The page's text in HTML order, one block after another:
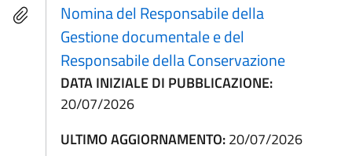
Nomina del Responsabile della
Gestione documentale e del
Responsabile della Conservazione
DATA INIZIALE DI PUBBLICAZIONE:
20/07/2026
ULTIMO AGGIORNAMENTO:20/07/2026